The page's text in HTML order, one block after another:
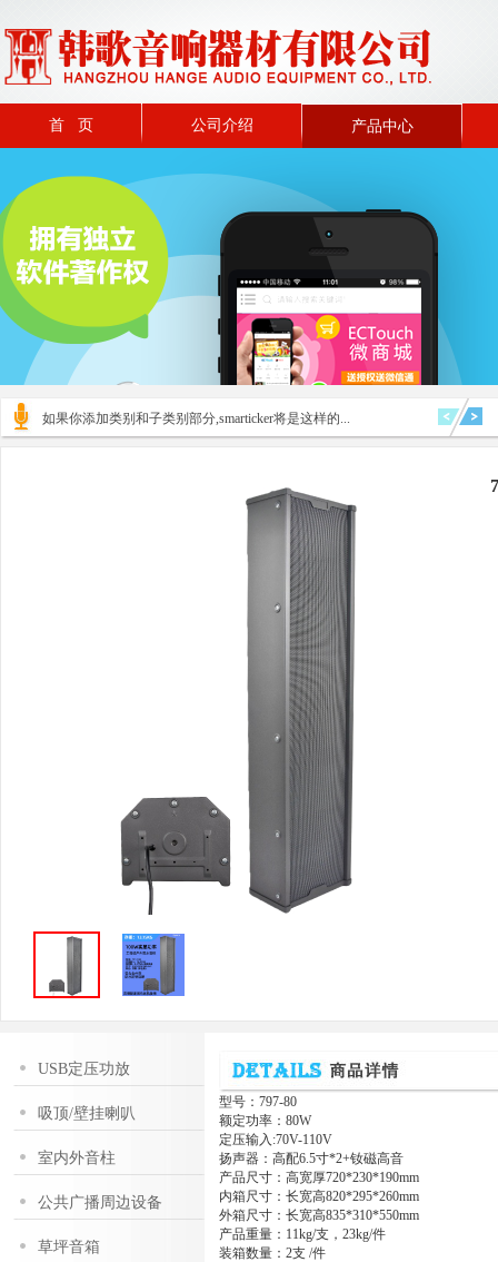
首 页 公司介绍 产品中心
如果你添加类别和子类别部分,smarticker将是这样的...
USB定压功放
吸顶/壁挂喇叭
室内外音柱
公共广播周边设备
草坪音箱
型号：797-80
额定功率：80W
定压输入:70V-110V
扬声器：高配6.5寸*2+钕磁高音
产品尺寸：高宽厚720*230*190mm
内箱尺寸：长宽高820*295*260mm
外箱尺寸：长宽高835*310*550mm
产品重量：11kg/支，23kg/件
装箱数量：2支 /件